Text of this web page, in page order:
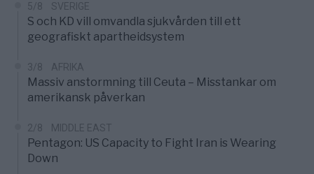
5/8 SVERIGE
S och KD vill omvandla sjukvården till ett
geografiskt apartheidsystem
3/8 AFRIKA
Massiv anstormning till Ceuta – Misstankar om
amerikansk påverkan
2/8 MIDDLE EAST
Pentagon: US Capacity to Fight Iran is Wearing
Down